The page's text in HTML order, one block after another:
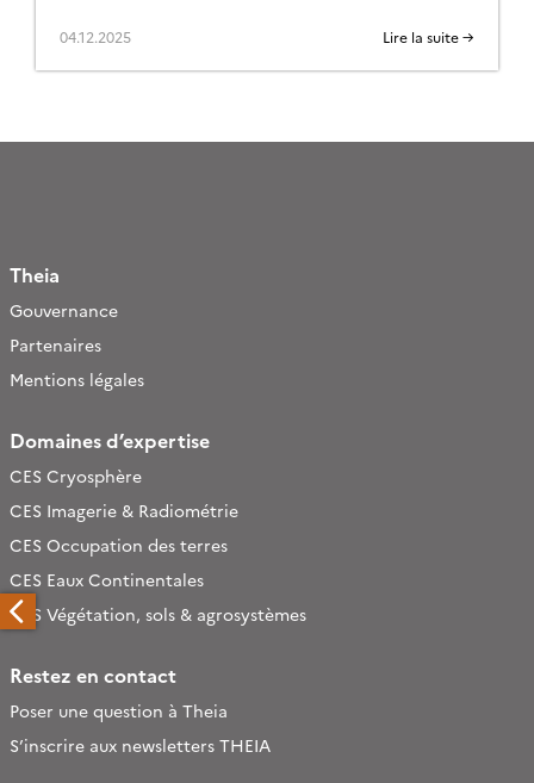
04.12.2025 Lire la suite →
Theia
Gouvernance
Partenaires
Mentions légales
Domaines d’expertise
CES Cryosphère
CES Imagerie & Radiométrie
CES Occupation des terres
CES Eaux Continentales
CES Végétation, sols & agrosystèmes
Restez en contact
Poser une question à Theia
S’inscrire aux newsletters THEIA